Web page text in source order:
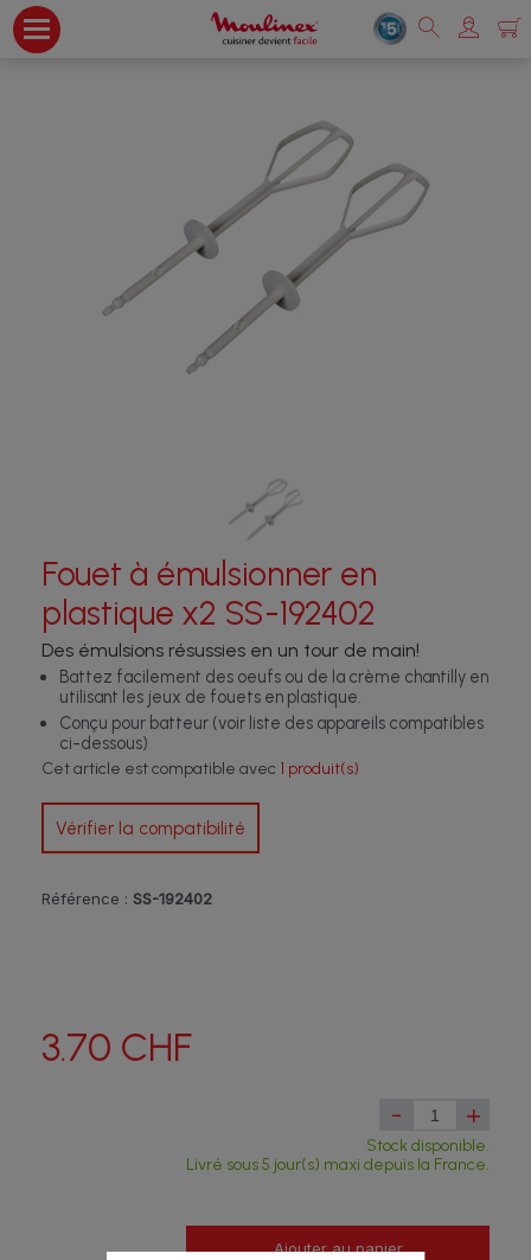
Fouet à émulsionner en
plastique x2 SS-192402
Des émulsions résussies en un tour de main!
Battez facilement des oeufs ou de la crème chantilly en
utilisant les jeux de fouets en plastique.
Conçu pour batteur (voir liste des appareils compatibles
ci-dessous)
Cet article est compatible avec 1 produit(s)
Vérifier la compatibilité
Référence : SS-192402
3.70 CHF
- +
Stock disponible.
Livré sous 5 jour(s) maxi depuis la France.
Ajouter au panier